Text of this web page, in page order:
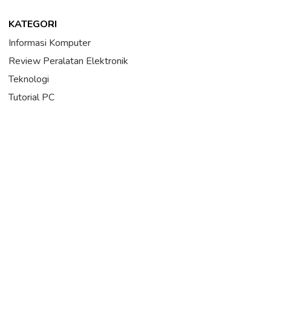
KATEGORI
Informasi Komputer
Review Peralatan Elektronik
Teknologi
Tutorial PC